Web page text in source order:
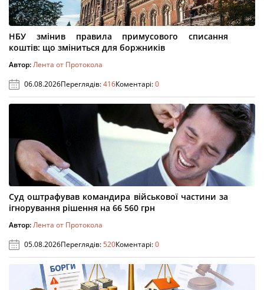
НБУ змінив правила примусового списання
коштів: що зміниться для боржників
Автор:Лента от Протокола
06.08.2026Переглядів:416Коментарі:0
Суд оштрафував командира військової частини за
ігнорування рішення на 66 560 грн
Автор:Лента от Протокола
05.08.2026Переглядів:520Коментарі:0